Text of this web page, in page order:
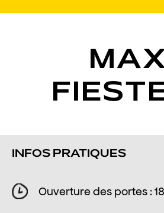
INFOS PRATIQUES
Ouverture des portes :